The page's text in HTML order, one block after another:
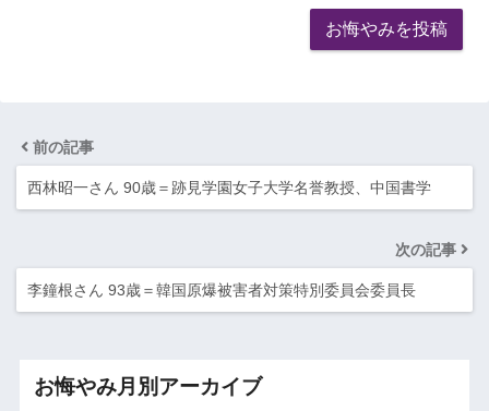
前の記事
西林昭一さん 90歳＝跡見学園女子大学名誉教授、中国書学
次の記事
李鐘根さん 93歳＝韓国原爆被害者対策特別委員会委員長
お悔やみ月別アーカイブ